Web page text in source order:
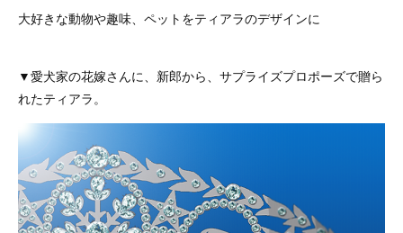
大好きな動物や趣味、ペットをティアラのデザインに
▼愛犬家の花嫁さんに、新郎から、サプライズプロポーズで贈ら
れたティアラ。